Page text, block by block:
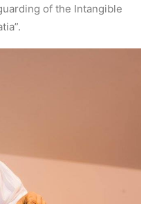
of the Intangible